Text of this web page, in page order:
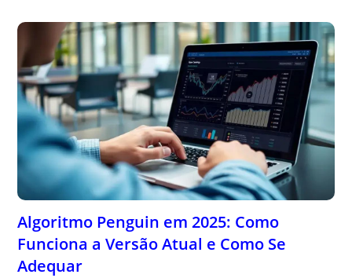
Algoritmo Penguin em 2025: Como
Funciona a Versão Atual e Como Se
Adequar